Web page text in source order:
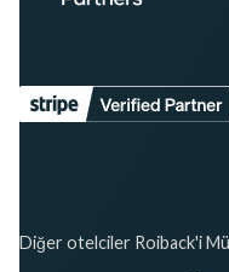
Diğer otelciler Roiback'i